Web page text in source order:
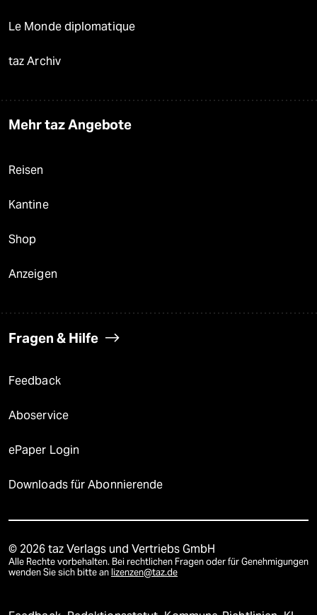
Le Monde diplomatique
taz Archiv
Mehr taz Angebote
Reisen
Kantine
Shop
Anzeigen
Fragen & Hilfe
Feedback
Aboservice
ePaper Login
Downloads für Abonnierende
© 2026 taz Verlags und Vertriebs GmbH
Alle Rechte vorbehalten. Bei rechtlichen Fragen oder für Genehmigungen
wenden Sie sich bitte an lizenzen@taz.de